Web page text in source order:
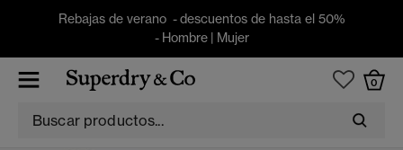
Rebajas de verano - descuentos de hasta el 50%
- Hombre| Mujer
0